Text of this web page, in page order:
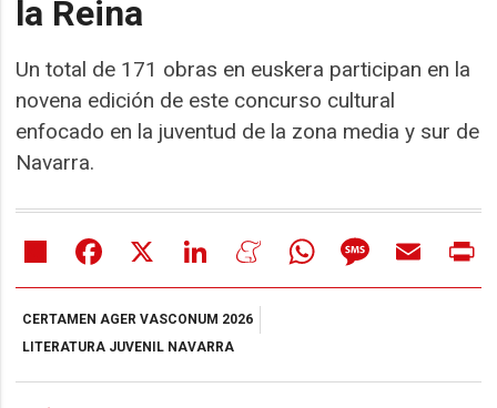
la Reina
Un total de 171 obras en euskera participan en la
novena edición de este concurso cultural
enfocado en la juventud de la zona media y sur de
Navarra.
Share Facebook LinkedIn MeneameWhatsAppMessageEmail
CERTAMEN AGER VASCONUM 2026
LITERATURA JUVENIL NAVARRA